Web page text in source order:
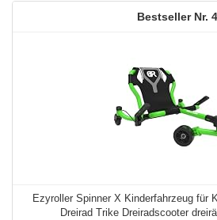
4
Ezyroller Spinner X Kinderfahrzeug für
Dreirad Trike Dreiradscooter